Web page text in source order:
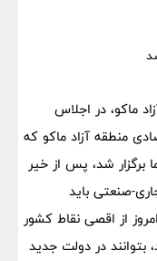
ماکو، در اجلاس
منطقه آزاد ماکو که
برگزار شد، پس از خیر
صنعتی باید
از اقصی نقاط کشور
در دولت جدید